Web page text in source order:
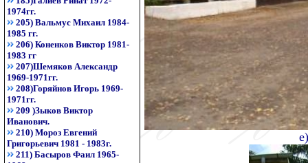
1974гг.
205) Вальмус Михаил 1984-
1985 гг.
206) Коненков Виктор 1981-
1983 гг
207)Шемяков Александр
1969-1971гг.
208)Горяйнов Игорь 1969-
1971гг.
209 )Зыков Виктор
Иванович.
210) Мороз Евгений
Григорьевич 1981 - 1983г.
211) Басыров Фаил 1965-